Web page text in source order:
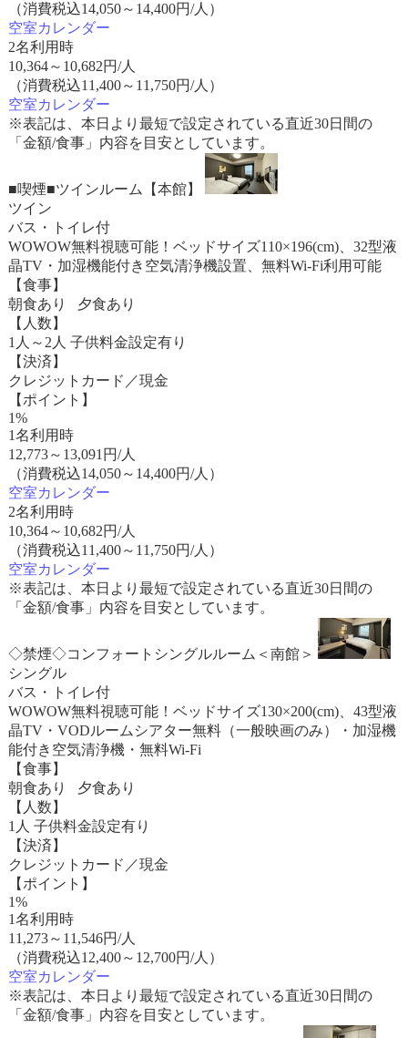
（消費税込14,050～14,400円/人）
空室カレンダー
2名利用時
10,364～ 10,682円/人
（消費税込11,400～11,750円/人）
空室カレンダー
※表記は、本日より最短で設定されている直近30日間の
「金額/食事」内容を目安としています。
■喫煙■ツインルーム【本館】
ツイン
バス・トイレ付
WOWOW無料視聴可能！ベッドサイズ110×196(cm)、32型液
晶TV・加湿機能付き空気清浄機設置、無料Wi-Fi利用可能
【食事】
朝食あり 夕食あり
【人数】
1人～2人 子供料金設定有り
【決済】
クレジットカード／現金
【ポイント】
1%
1名利用時
12,773～ 13,091 円/人
（消費税込14,050～14,400円/人）
空室カレンダー
2名利用時
10,364～ 10,682円/人
（消費税込11,400～11,750円/人）
空室カレンダー
※表記は、本日より最短で設定されている直近30日間の
「金額/食事」内容を目安としています。
◇禁煙◇コンフォートシングルルーム＜南館＞
シングル
バス・トイレ付
WOWOW無料視聴可能！ベッドサイズ130×200(cm)、43型液
晶TV・VODルームシアター無料（一般映画のみ）・加湿機
能付き空気清浄機・無料Wi-Fi
【食事】
朝食あり 夕食あり
【人数】
1人 子供料金設定有り
【決済】
クレジットカード／現金
【ポイント】
1%
1名利用時
11,273～ 11,546円/人
（消費税込12,400～12,700円/人）
空室カレンダー
※表記は、本日より最短で設定されている直近30日間の
「金額/食事」内容を目安としています。